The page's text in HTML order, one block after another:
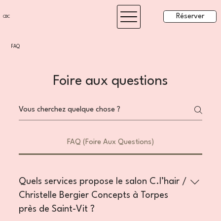
CBC Réserver
FAQ
Foire aux questions
FAQ (Foire Aux Questions)
Quels services propose le salon C.l’hair /
Christelle Bergier Concepts à Torpes
près de Saint-Vit ?